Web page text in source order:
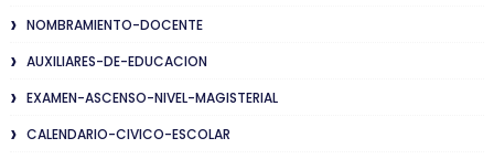
NOMBRAMIENTO-DOCENTE
AUXILIARES-DE-EDUCACION
EXAMEN-ASCENSO-NIVEL-MAGISTERIAL
CALENDARIO-CIVICO-ESCOLAR